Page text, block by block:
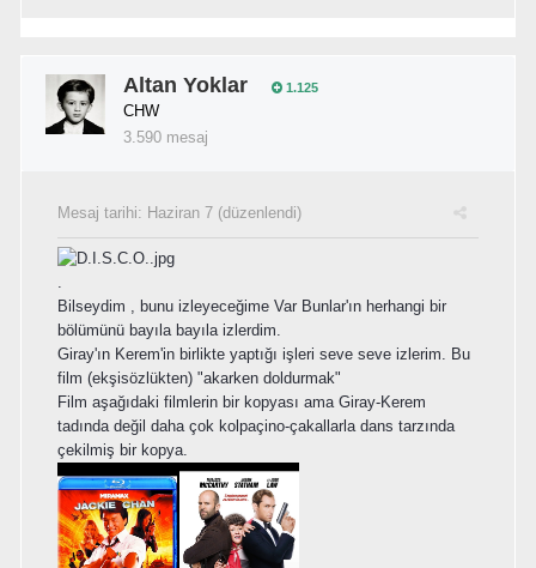
Altan Yoklar 1.125
CHW
3.590 mesaj
Mesaj tarihi: Haziran 7 (düzenlendi)
.
Bilseydim , bunu izleyeceğime Var Bunlar'ın herhangi bir
bölümünü bayıla bayıla izlerdim.
Giray'ın Kerem'in birlikte yaptığı işleri seve seve izlerim. Bu
film (ekşisözlükten) "akarken doldurmak"
Film aşağıdaki filmlerin bir kopyası ama Giray-Kerem
tadında değil daha çok kolpaçino-çakallarla dans tarzında
çekilmiş bir kopya.